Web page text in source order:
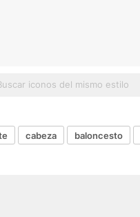
cabeza baloncesto